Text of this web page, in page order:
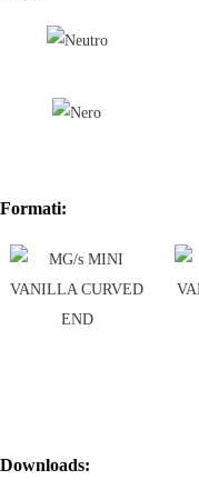
Formati:
Downloads: